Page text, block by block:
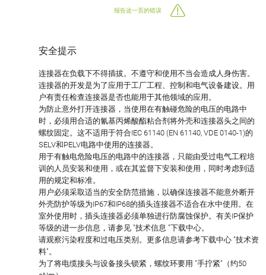
报告这一页的错误
安全提示
连接器在负载下不得插拔。不遵守和使用不当会造成人身伤害。
连接器的开发是为了应用于工厂工程、控制和电气设备建设。用
户有责任检查连接器是否也能用于其他领域的应用。
为防止意外打开连接器，当使用在有触碰危险的电压的电路中
时，必须用合适的氰基丙烯酸酯粘合剂将外壳和连接器头之间的
螺纹固定。这不适用于符合IEC 61140 (EN 61140, VDE 0140-1)的
SELV和PELV电路中使用的连接器。
用于有触电危险电压的电路中的连接器，只能由受过电气工程培
训的人员安装和使用，或在其监督下安装和使用，同时考虑到适
用的规定和标准。
用户必须采取适当的安全防范措施，以确保连接器不能意外断开
外壳防护等级为IP67和IP68的插头连接器不适合在水中使用。在
室外使用时，插头连接器必须单独进行防腐蚀保护。有关IP保护
等级的进一步信息，请参见 "技术信息 "下载中心。
请观察污染程度和过电压类别。更多信息请参考下载中心 "技术资
料"。
为了将电缆接头与设备接头锁紧，螺纹环要用 "手拧紧"（约50